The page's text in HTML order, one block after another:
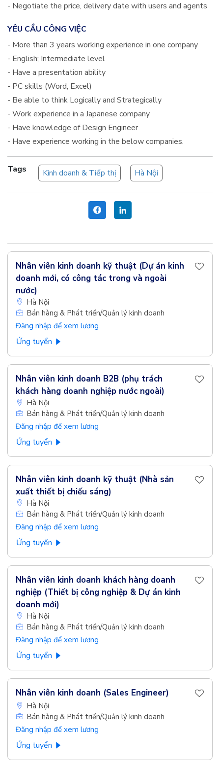
- Negotiate the price, delivery date with users and agents
YÊU CẦU CÔNG VIỆC
- More than 3 years working experience in one company
- English; Intermediate level
- Have a presentation ability
- PC skills (Word, Excel)
- Be able to think Logically and Strategically
- Work experience in a Japanese company
- Have knowledge of Design Engineer
- Have experience working in the below companies.
Tags Kinh doanh & Tiếp thị Hà Nội
Nhân viên kinh doanh kỹ thuật (Dự án kinh
doanh mới, có công tác trong và ngoài
nước)
Hà Nội
Bán hàng & Phát triển/Quản lý kinh doanh
Đăng nhập để xem lương
Ứng tuyển
Nhân viên kinh doanh B2B (phụ trách
khách hàng doanh nghiệp nước ngoài)
Hà Nội
Bán hàng & Phát triển/Quản lý kinh doanh
Đăng nhập để xem lương
Ứng tuyển
Nhân viên kinh doanh kỹ thuật (Nhà sản
xuất thiết bị chiếu sáng)
Hà Nội
Bán hàng & Phát triển/Quản lý kinh doanh
Đăng nhập để xem lương
Ứng tuyển
Nhân viên kinh doanh khách hàng doanh
nghiệp (Thiết bị công nghiệp & Dự án kinh
doanh mới)
Hà Nội
Bán hàng & Phát triển/Quản lý kinh doanh
Đăng nhập để xem lương
Ứng tuyển
Nhân viên kinh doanh (Sales Engineer)
Hà Nội
Bán hàng & Phát triển/Quản lý kinh doanh
Đăng nhập để xem lương
Ứng tuyển